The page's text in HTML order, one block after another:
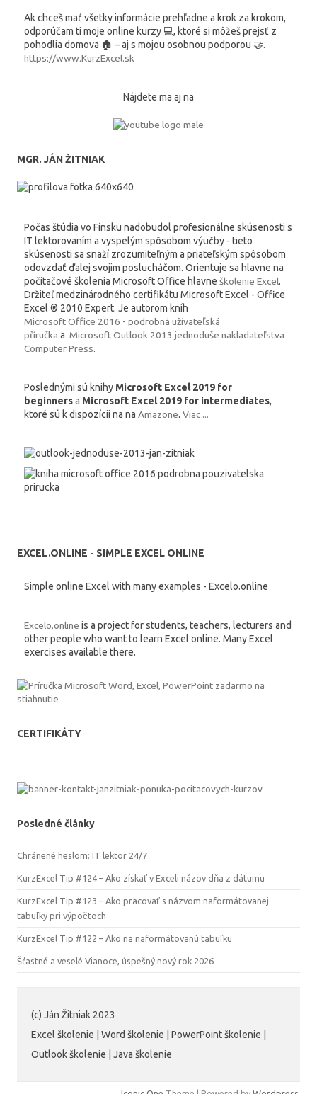
Ak chceš mať všetky informácie prehľadne a krok za krokom,
odporúčam ti moje online kurzy 💻, ktoré si môžeš prejsť z
pohodlia domova 🏠 – aj s mojou osobnou podporou 🤝.
https://www.KurzExcel.sk
Nájdete ma aj na
MGR. JÁN ŽITNIAK
Počas štúdia vo Fínsku nadobudol profesionálne skúsenosti s
IT lektorovaním a vyspelým spôsobom výučby - tieto
skúsenosti sa snaží zrozumiteľným a priateľským spôsobom
odovzdať ďalej svojim poslucháčom. Orientuje sa hlavne na
počítačové školenia Microsoft Office hlavne školenie Excel.
Držiteľ medzinárodného certifikátu Microsoft Excel - Office
Excel ® 2010 Expert. Je autorom kníh
Microsoft Office 2016 - podrobná užívateľská
příručka a Microsoft Outlook 2013 jednoduše nakladateľstva
Computer Press.
Poslednými sú knihy Microsoft Excel 2019 for
beginnersa Microsoft Excel 2019 for intermediates,
ktoré sú k dispozícii na na Amazone. Viac ...
EXCEL.ONLINE - SIMPLE EXCEL ONLINE
Simple online Excel with many examples - Excelo.online
Excelo.online is a project for students, teachers, lecturers and
other people who want to learn Excel online. Many Excel
exercises available there.
CERTIFIKÁTY
Posledné články
Chránené heslom: IT lektor 24/7
KurzExcel Tip #124 – Ako získať v Exceli názov dňa z dátumu
KurzExcel Tip #123 – Ako pracovať s názvom naformátovanej
tabuľky pri výpočtoch
KurzExcel Tip #122 – Ako na naformátovanú tabuľku
Šťastné a veselé Vianoce, úspešný nový rok 2026
(c) Ján Žitniak 2023
Excel školenie | Word školenie | PowerPoint školenie |
Outlook školenie | Java školenie